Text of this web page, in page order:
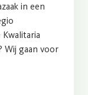
in een
Wij gaan voor